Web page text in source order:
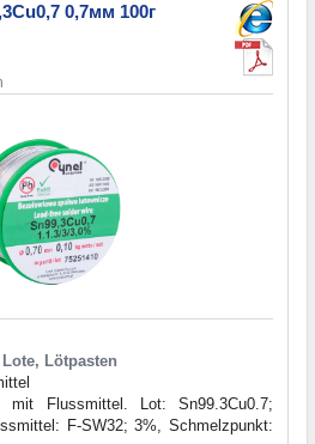
0,7мм 100г
Lote, Lötpasten
mit Flussmittel. Lot: Sn99.3Cu0.7;
F-SW32; 3%, Schmelzpunkt: